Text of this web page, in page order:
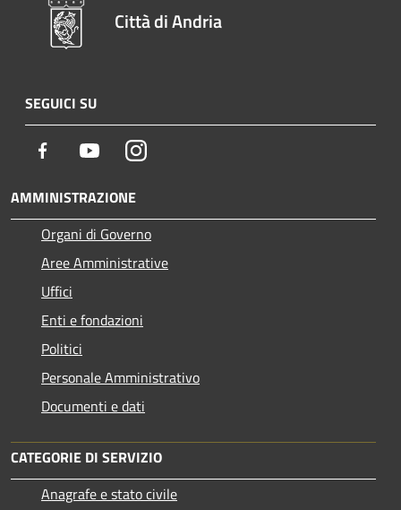
Città di Andria
SEGUICI SU
Facebook YoutubeInstagram
AMMINISTRAZIONE
Organi di Governo
Aree Amministrative
Uffici
Enti e fondazioni
Politici
Personale Amministrativo
Documenti e dati
CATEGORIE DI SERVIZIO
Anagrafe e stato civile